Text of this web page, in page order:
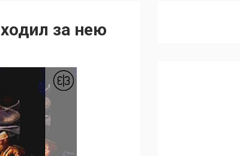
за нею